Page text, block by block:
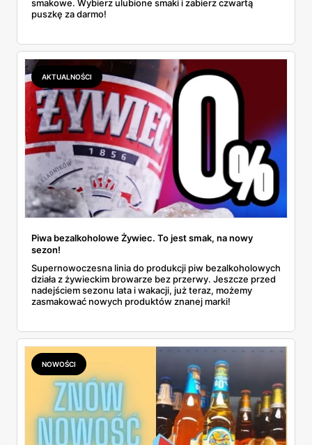
smakowe. Wybierz ulubione smaki i zabierz czwartą
puszkę za darmo!
AKTUALNOŚCI
Piwa bezalkoholowe Żywiec. To jest smak, na nowy
sezon!
Supernowoczesna linia do produkcji piw bezalkoholowych
działa z żywieckim browarze bez przerwy. Jeszcze przed
nadejściem sezonu lata i wakacji, już teraz, możemy
zasmakować nowych produktów znanej marki!
NOWOŚCI